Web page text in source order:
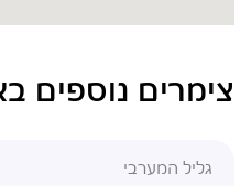
צימרים נוספים
גליל המערבי